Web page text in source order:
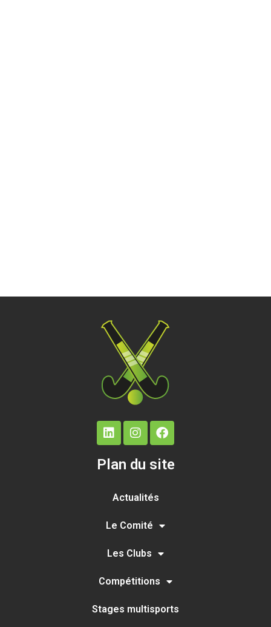
Plan du site
Actualités
Le Comité
Les Clubs
Compétitions
Stages multisports